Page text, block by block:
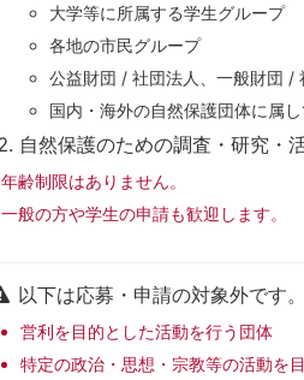
大学等に所属する学生グループ
各地の市民グループ
公益財団 / 社団法人、一般財団 /
国内・海外の自然保護団体に属
自然保護のための調査・研究・
年齢制限はありません。
一般の方や学生の申請も歓迎します。
以下は応募・申請の対象外です。
営利を目的とした活動を行う団体
特定の政治・思想・宗教等の活動を